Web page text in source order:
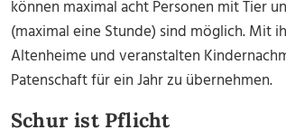
können maximal acht Personen mit Tier
(maximal eine Stunde) sind möglich. Mit
Altenheime und veranstalten
Patenschaft für ein Jahr zu übernehmen.
Schur ist Pflicht